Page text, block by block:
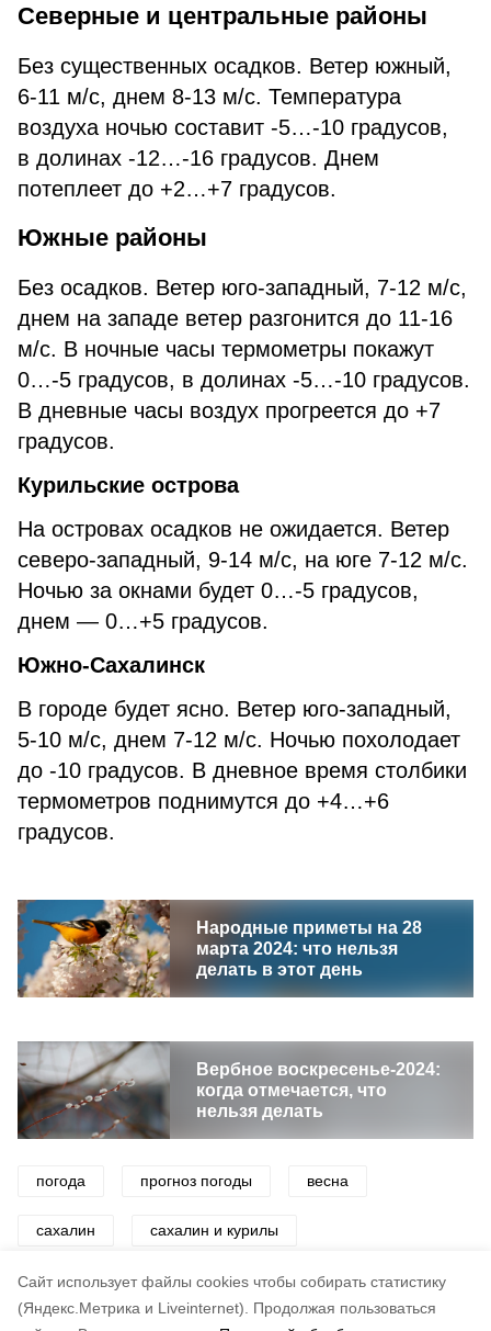
Cайт использует файлы cookies чтобы собирать статистику
(Яндекс.Метрика и Liveinternet).
Продолжая пользоваться
Северные и центральные районы
Без существенных осадков. Ветер южный,
6-11 м/с, днем 8-13 м/с. Температура
воздуха ночью составит -5…-10 градусов,
в долинах -12…-16 градусов. Днем
потеплеет до +2…+7 градусов.
Южные районы
Без осадков. Ветер юго-западный, 7-12 м/с,
днем на западе ветер разгонится до 11-16
м/с. В ночные часы термометры покажут
0…-5 градусов, в долинах -5…-10 градусов.
В дневные часы воздух прогреется до +7
градусов.
Курильские острова
На островах осадков не ожидается. Ветер
северо-западный, 9-14 м/с, на юге 7-12 м/с.
Ночью за окнами будет 0…-5 градусов,
днем — 0…+5 градусов.
Южно-Сахалинск
В городе будет ясно. Ветер юго-западный,
5-10 м/с, днем 7-12 м/с. Ночью похолодает
до -10 градусов. В дневное время столбики
термометров поднимутся до +4…+6
градусов.
Народные приметы на 28
марта 2024: что нельзя
делать в этот день
Вербное воскресенье-2024:
когда отмечается, что
нельзя делать
погода прогноз погоды весна
сахалин сахалин и курилы
сахалинская область